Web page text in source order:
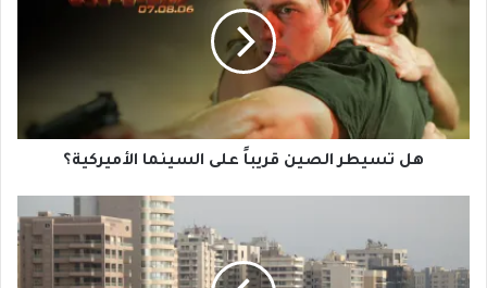
السينما
الأميركية؟
هل تسيطر الصين قريباً على السينما الأميركية؟
الطلب